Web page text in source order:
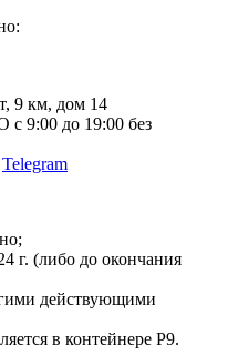
9 км, дом 14
9:00 до 19:00 без
Telegram
г. (либо до окончания
действующими
в контейнере P9.